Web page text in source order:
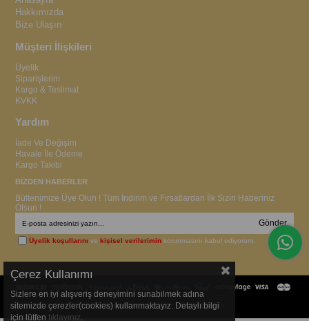
Hakkımızda
Bize Ulaşın
Müşteri İlişkileri
Üyelik
Siparişlerim
Kargo & Teslimat
KVKK
Yardım
İade Ve Değişim
Havale İle Ödeme
Kargo Takibi
BİZDEN HABERLER
Bültenimize Üye Olun ! Tüm İndirim ve Fırsatlardan İlk Sizin Haberiniz
Olsun !
Gönder
Üyelik koşullarını vekişisel verilerimin korunmasını kabul ediyorum.
© 2015ervagiyim.com- Tüm Hakları Saklıdır.
Çerez Kullanımı
Sizlere en iyi alışveriş deneyimini sunabilmek adına
sitemizde çerezler(cookies) kullanmaktayız. Detaylı bilgi
için lütfen tıklayınız.